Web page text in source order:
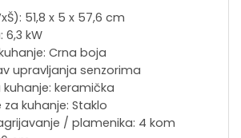
51,8 x 5 x 57,6 cm
6,3 kW
Crna boja
upravljanja senzorima
keramička
kuhanje: Staklo
/ plamenika: 4 kom